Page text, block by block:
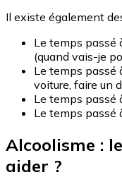
Il existe également
Le temps passé
(quand vais-je
Le temps passé
voiture, faire un
Le temps passé
Le temps passé
Alcoolisme :
aider ?